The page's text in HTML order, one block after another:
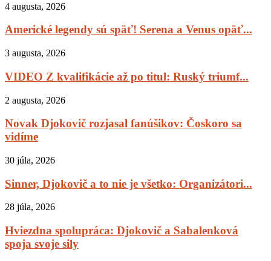
4 augusta, 2026
Americké legendy sú späť! Serena a Venus opäť...
3 augusta, 2026
VIDEO Z kvalifikácie až po titul: Ruský triumf...
2 augusta, 2026
Novak Djokovič rozjasal fanúšikov: Čoskoro sa
vidíme
30 júla, 2026
Sinner, Djokovič a to nie je všetko: Organizátori...
28 júla, 2026
Hviezdna spolupráca: Djokovič a Sabalenková
spoja svoje sily